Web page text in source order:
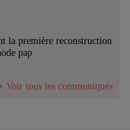
la première reconstruction
pap
Voir tous les communiqués